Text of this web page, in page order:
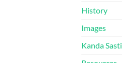
History
Images
Kanda Sasti